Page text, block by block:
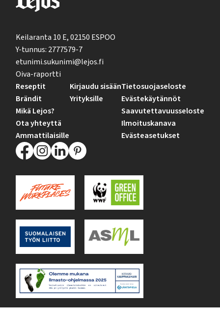
Keilaranta 10 E, 02150 ESPOO
Y-tunnus: 2777579-7
etunimi.sukunimi@lejos.fi
Oiva-raportti
Reseptit
Brändit
Mikä Lejos?
Ota yhteyttä
Ammattilaisille
Kirjaudu sisään
Yrityksille
Tietosuojaseloste
Evästekäytännöt
Saavutettavuusseloste
Ilmoituskanava
Evästeasetukset